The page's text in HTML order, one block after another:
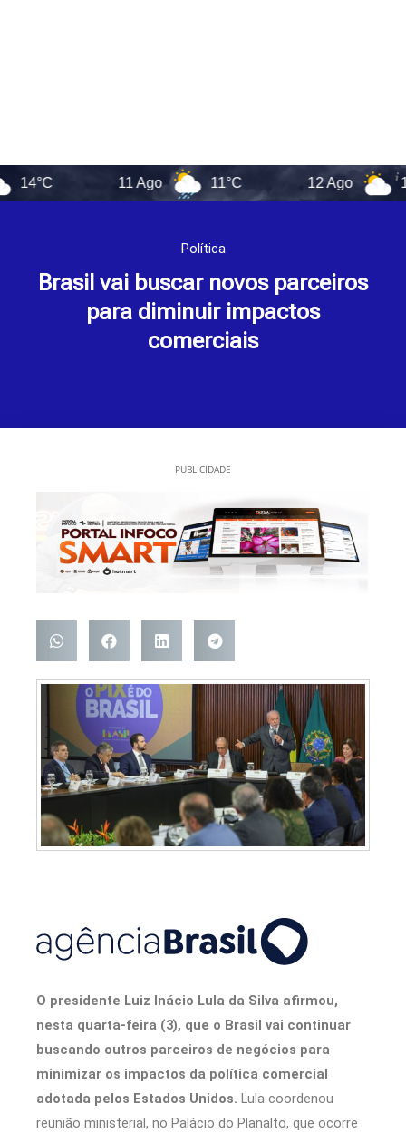
11°C 12°C
Política
Brasil vai buscar novos parceiros
para diminuir impactos
comerciais
PUBLICIDADE
O presidente Luiz Inácio Lula da Silva afirmou,
nesta quarta-feira (3), que o Brasil vai continuar
buscando outros parceiros de negócios para
minimizar os impactos da política comercial
adotada pelos Estados Unidos. Lula coordenou
reunião ministerial, no Palácio do Planalto, que ocorre